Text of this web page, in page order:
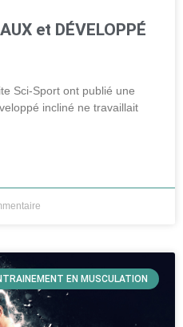
et DÉVELOPPÉ
Sci-Sport ont publié une
incliné ne travaillait
EN MUSCULATION